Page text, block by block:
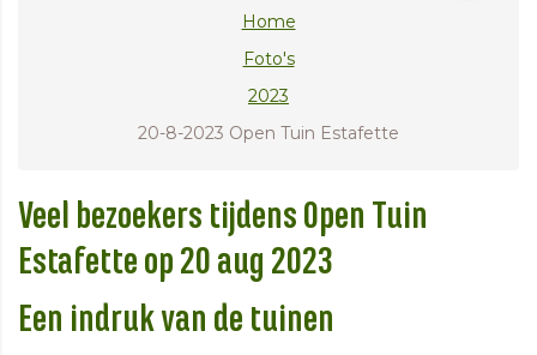
Home
Foto's
2023
20-8-2023 Open Tuin Estafette
Veel bezoekers tijdens Open Tuin
Estafette op 20 aug 2023
Een indruk van de tuinen